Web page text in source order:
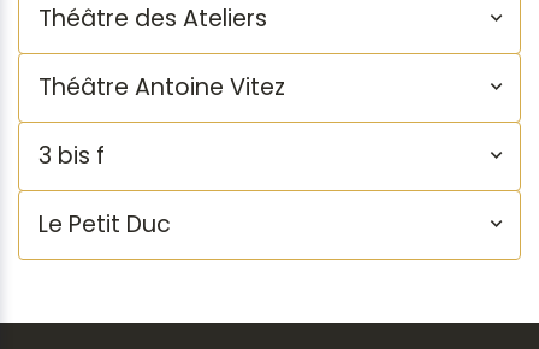
Théâtre des Ateliers
Théâtre Antoine Vitez
3 bis f
Le Petit Duc